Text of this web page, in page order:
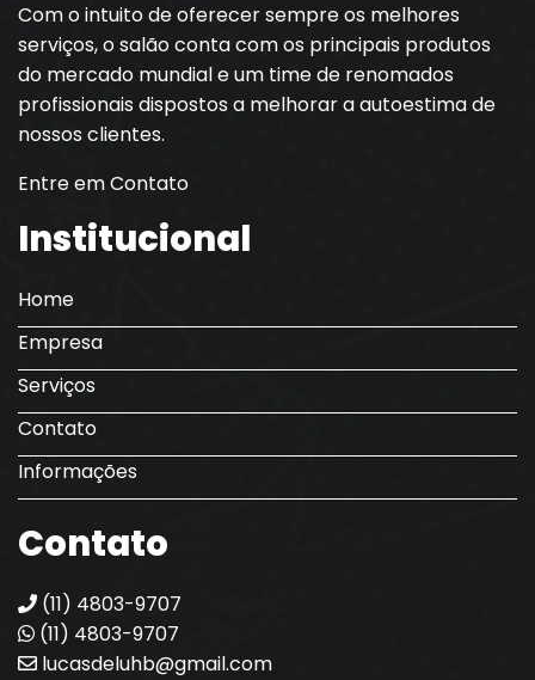
Com o intuito de oferecer sempre os melhores
serviços, o salão conta com os principais produtos
do mercado mundial e um time de renomados
profissionais dispostos a melhorar a autoestima de
nossos clientes.
Entre em Contato
Institucional
Home
Empresa
Serviços
Contato
Informações
Contato
(11) 4803-9707
(11) 4803-9707
lucasdeluhb@gmail.com